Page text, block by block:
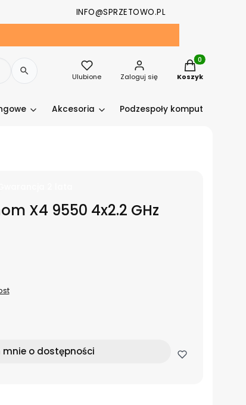
INFO@SPRZETOWO.PL
Ulubione Zaloguj się
Produkty w
Koszyk
Akcesoria Podzespoły komputerowe
X4 9550 4x2.2 GHz
mnie o dostępności